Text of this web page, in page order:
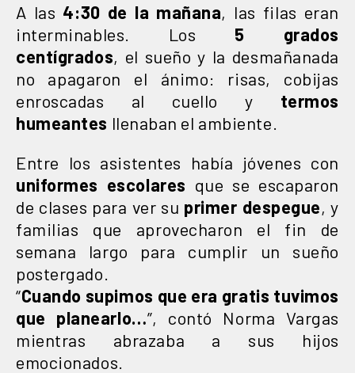
A las 4:30 de la mañana, las filas eran
interminables. Los 5 grados
centígrados, el sueño y la desmañanada
no apagaron el ánimo: risas, cobijas
enroscadas al cuello y termos
humeantes llenaban el ambiente.
Entre los asistentes había jóvenes con
uniformes escolares que se escaparon
de clases para ver su primer despegue, y
familias que aprovecharon el fin de
semana largo para cumplir un sueño
postergado.
“Cuando supimos que era gratis tuvimos
que planearlo…”, contó Norma Vargas
mientras abrazaba a sus hijos
emocionados.